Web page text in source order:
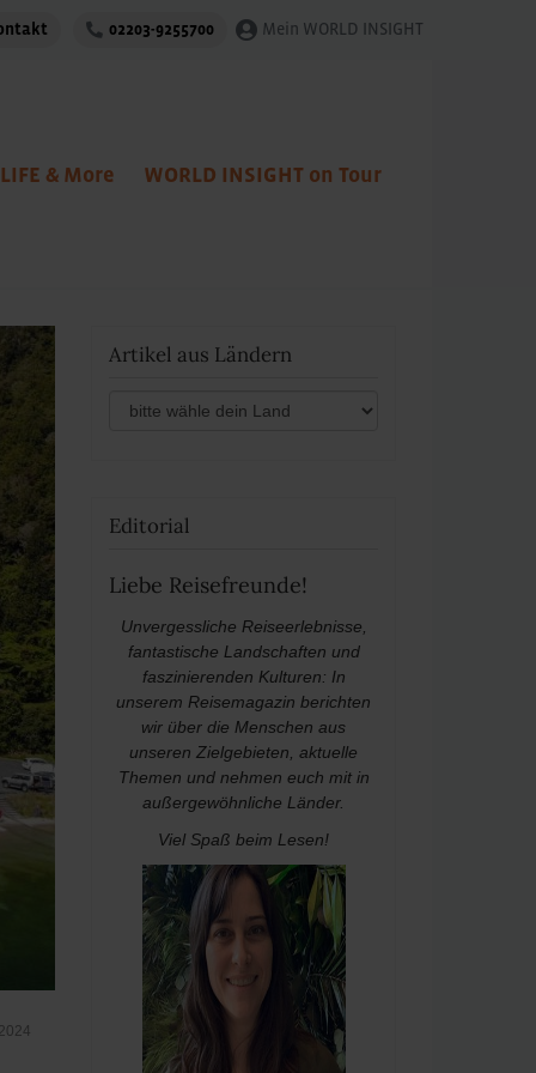
02203-9255700 Mein WORLD INSIGHT
& More WORLD INSIGHT on Tour
Artikel aus Ländern
Editorial
Liebe Reisefreunde!
Unvergessliche Reiseerlebnisse,
fantastische Landschaften und
faszinierenden Kulturen: In
unserem Reisemagazin berichten
wir über die Menschen aus
unseren Zielgebieten, aktuelle
Themen und nehmen euch mit in
außergewöhnliche Länder.
Viel Spaß beim Lesen!